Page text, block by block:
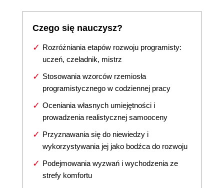
Czego się nauczysz?
Rozróżniania etapów rozwoju programisty:
uczeń, czeladnik, mistrz
Stosowania wzorców rzemiosła
programistycznego w codziennej pracy
Oceniania własnych umiejętności i
prowadzenia realistycznej samooceny
Przyznawania się do niewiedzy i
wykorzystywania jej jako bodźca do rozwoju
Podejmowania wyzwań i wychodzenia ze
strefy komfortu